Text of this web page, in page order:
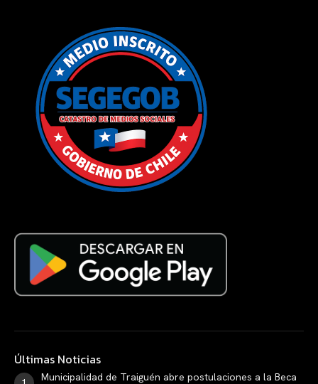
Últimas Noticias
Municipalidad de Traiguén abre postulaciones a la Beca